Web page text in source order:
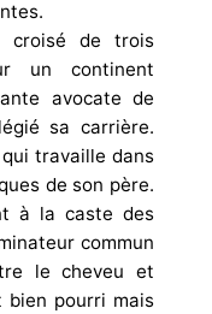
croisé de trois
un continent
avocate de
sa carrière.
travaille dans
de son père.
à la caste des
commun
le cheveu et
bien pourri mais